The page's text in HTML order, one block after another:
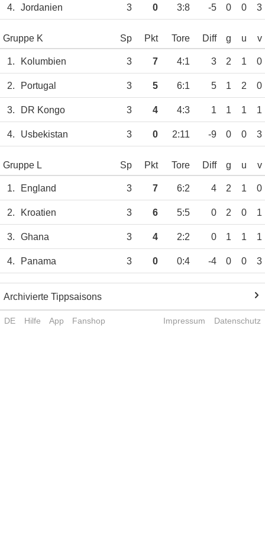
4. Jordanien 3 0 3:8 -5 0 0 3
Gruppe K Sp Pkt Tore Diff g u v
1. Kolumbien 3 7 4:1 3 2 1 0
2. Portugal 3 5 6:1 5 1 2 0
3. DR Kongo 3 4 4:3 1 1 1 1
4. Usbekistan 3 0 2:11 -9 0 0 3
Gruppe L Sp Pkt Tore Diff g u v
1. England 3 7 6:2 4 2 1 0
2. Kroatien 3 6 5:5 0 2 0 1
3. Ghana 3 4 2:2 0 1 1 1
4. Panama 3 0 0:4 -4 0 0 3
Archivierte Tippsaisons
DE Hilfe App Fanshop Impressum Datenschutz